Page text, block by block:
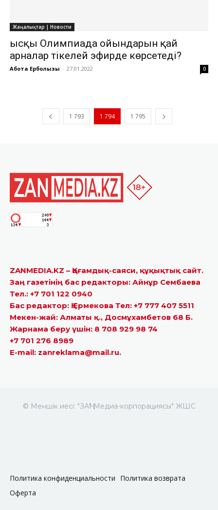
Жаңалықтар | Новости
Қысқы Олимпиада ойындарын қай
арналар тікелей эфирде көрсетеді?
Ақбота Ерболқызы - 27.01.2022 0
1 793 1 794 1 795
ZANMEDIA.KZ – Қоғамдық-саяси, құқықтық сайт.
Заң газетінің бас редакторы: Айнұр Сембаева
Тел.: +7 701 122 0940
Бас редактор: Қ.Ермекова Тел: +7 777 407 5511
Мекен-жай: Алматы қ., Досмұхамбетов 68 Б.
Жарнама беру үшін: 8 708 929 98 74
+7 701 276 8989
E-mail: zanreklama@mail.ru.
© Меншік иесі: "ЗАҢ" Медиа-корпорациясы" ЖШС
Политика конфиденциальности
Политика возврата
Оферта